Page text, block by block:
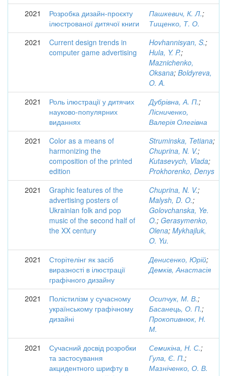
2021
Розробка дизайн-проєкту
ілюстрованої дитячої книги
Пашкевич, К. Л.;
Тищенко, Т. О.
2021
Current design trends in
computer game advertising
Hovhannisyan, S.;
Hula, Y. P.;
Maznichenko,
Oksana; Boldyreva,
O. A.
2021
Роль ілюстрації у дитячих
науково-популярних
виданнях
Дубрівна, А. П.;
Лісниченко,
Валерія Олегівна
2021
Color as a means of
harmonizing the
composition of the printed
edition
Struminska, Tetiana;
Chuprina, N. V.;
Kutasevych, Vlada;
Prokhorenko, Denys
2021
Graphic features of the
advertising posters of
Ukrainian folk and pop
music of the second half of
the XX century
Chuprina, N. V.;
Malysh, D. O.;
Golovchanska, Ye.
O.; Gerasymenko,
Olena; Mykhajluk,
O. Yu.
2021
Сторітелінг як засіб
виразності в ілюстрації
графічного дизайну
Денисенко, Юрій;
Демків, Анастасія
2021
Полістилізм у сучасному
українському графічному
дизайні
Осипчук, М. В.;
Басанець, О. П.;
Прокопивнюк, Н.
М.
2021
Сучасний досвід розробки
та застосування
акцидентного шрифту в
Семикіна, Н. С.;
Гула, Є. П.;
Мазніченко, О. В.